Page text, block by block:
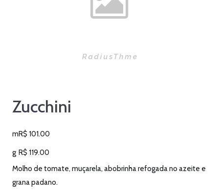
Zucchini
mR$ 101.00
g R$ 119.00
Molho de tomate, muçarela, abobrinha refogada no azeite e
grana padano.